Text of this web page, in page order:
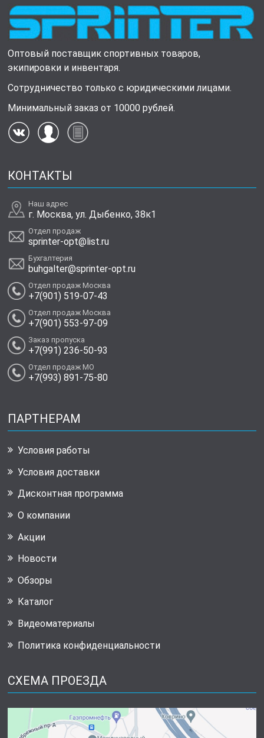
Оптовый поставщик спортивных товаров,
экипировки и инвентаря.
Сотрудничество только с юридическими лицами.
Минимальный заказ от 10000 рублей.
КОНТАКТЫ
Наш адрес
г. Москва, ул. Дыбенко, 38к1
Отдел продаж
sprinter-opt@list.ru
Бухгалтерия
buhgalter@sprinter-opt.ru
Отдел продаж Москва
+7(901) 519-07-43
Отдел продаж Москва
+7(901) 553-97-09
Заказ пропуска
+7(991) 236-50-93
Отдел продаж МО
+7(993) 891-75-80
ПАРТНЕРАМ
Условия работы
Условия доставки
Дисконтная программа
О компании
Акции
Новости
Обзоры
Каталог
Видеоматериалы
Политика конфиденциальности
СХЕМА ПРОЕЗДА